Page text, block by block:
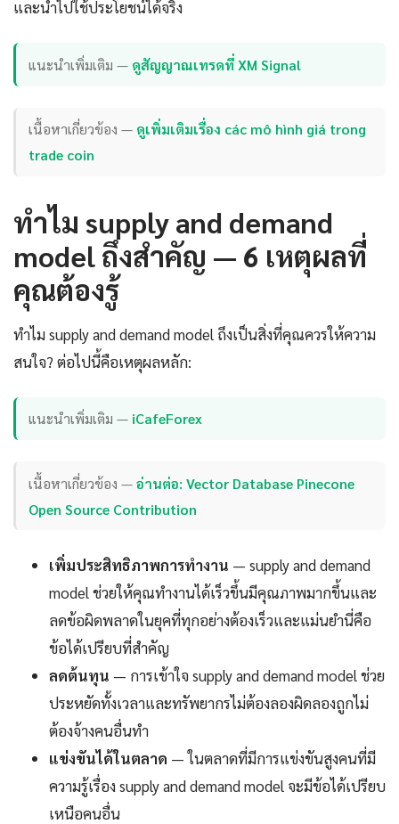
และนำไปใช้ประโยชน์ได้จริง
แนะนำเพิ่มเติม — ดูสัญญาณเทรดที่ XM Signal
เนื้อหาเกี่ยวข้อง — ดูเพิ่มเติมเรื่อง các mô hình giá trong
trade coin
ทำไม supply and demand
model ถึงสำคัญ — 6 เหตุผลที่
คุณต้องรู้
ทำไม supply and demand model ถึงเป็นสิ่งที่คุณควรให้ความ
สนใจ? ต่อไปนี้คือเหตุผลหลัก:
แนะนำเพิ่มเติม — iCafeForex
เนื้อหาเกี่ยวข้อง —อ่านต่อ: Vector Database Pinecone
Open Source Contribution
เพิ่มประสิทธิภาพการทำงาน — supply and demand
model ช่วยให้คุณทำงานได้เร็วขึ้นมีคุณภาพมากขึ้นและ
ลดข้อผิดพลาดในยุคที่ทุกอย่างต้องเร็วและแม่นยำนี่คือ
ข้อได้เปรียบที่สำคัญ
ลดต้นทุน — การเข้าใจ supply and demand model ช่วย
ประหยัดทั้งเวลาและทรัพยากรไม่ต้องลองผิดลองถูกไม่
ต้องจ้างคนอื่นทำ
แข่งขันได้ในตลาด — ในตลาดที่มีการแข่งขันสูงคนที่มี
ความรู้เรื่อง supply and demand model จะมีข้อได้เปรียบ
เหนือคนอื่น